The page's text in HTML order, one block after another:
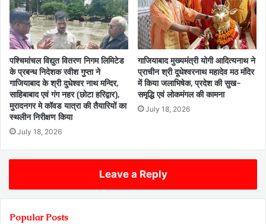
पश्चिमांचल विद्युत वितरण निगम लिमिटेड
के प्रबन्ध निदेशक रवीश गुप्ता ने
गाजियाबाद के श्री दुधेश्वर नाथ मन्दिर,
साहिबाबाद एवं गंग नहर (छोटा हरिद्वार),
मुरादनगर मे कॉवड यात्रा की तैयारियों का
स्थलीन निरीक्षण किया
July 18, 2026
गाजियाबाद मुख्यमंत्री योगी आदित्यनाथ ने
प्राचीन श्री दूधेश्वरनाथ महादेव मठ मंदिर
में किया जलाभिषेक, प्रदेश की सुख-
समृद्धि एवं लोकमंगल की कामना
July 18, 2026
Leave a Reply
Popular Posts